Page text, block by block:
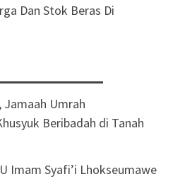
Dan Stok Beras Di
Jamaah Umrah
Beribadah di Tanah
Imam Syafi’i Lhokseumawe